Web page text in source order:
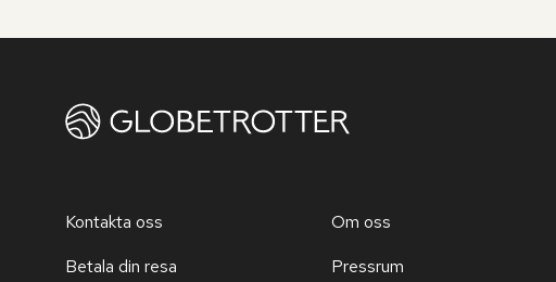
Kontakta oss
Betala din resa
Om oss
Pressrum